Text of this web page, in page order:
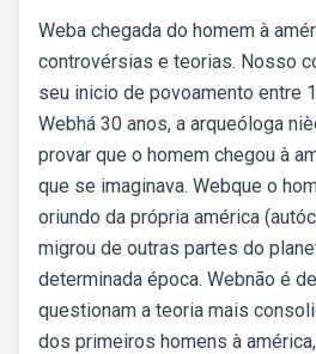
Weba chegada do homem à
controvérsias e teorias. Nosso
seu inicio de povoamento entre
Webhá 30 anos, a arqueóloga
provar que o homem chegou à
que se imaginava. Webque o
oriundo da própria américa
migrou de outras partes do
determinada época. Webnão é
questionam a teoria mais
dos primeiros homens à